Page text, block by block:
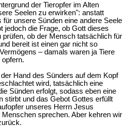
der Tieropfer im Alten
Seelen zu erwirken": anstatt
unsere Sünden eine andere Seele
jedoch die Frage, ob Gott dieses
prüfen, ob der Mensch tatsächlich für
bereit ist einen gar nicht so
– damals waren ja Tiere
Hand des Sünders auf dem Kopf
wird, tatsächlich eine
Sünden erfolgt, sodass eben eine
stirbt und das Gebot Gottes erfüllt
unseres Herrn Jesus
sprechen. Aber kehren wir